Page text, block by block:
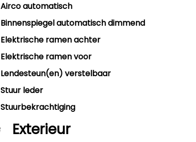
Airco automatisch
Binnenspiegel automatisch dimmend
Elektrische ramen achter
Elektrische ramen voor
Lendesteun(en) verstelbaar
Stuur leder
Stuurbekrachtiging
Exterieur